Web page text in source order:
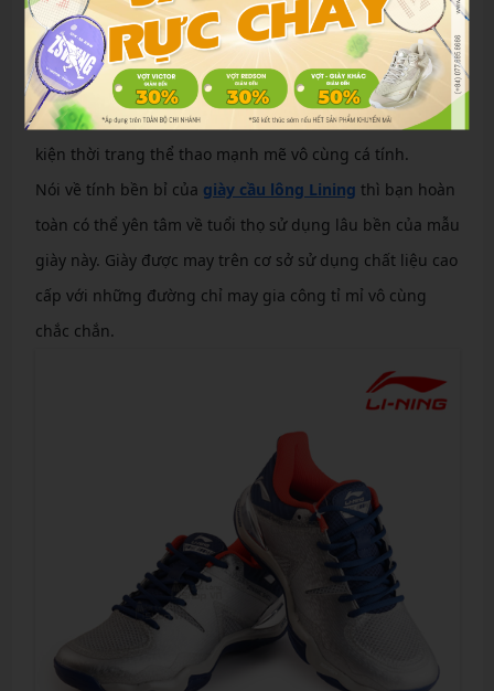
được thiết kế với nhiều kiểu dáng thời trang năng động
thích hợp cho cả nam và nữ.
Chính vì thế mà giày li-ning không chỉ được ứng dụng
phục vụ trong quá trình chơi thể thao mà còn là phụ
kiện thời trang thể thao mạnh mẽ vô cùng cá tính.
Nói về tính bền bỉ của giày cầu lông Lining thì bạn hoàn
toàn có thể yên tâm về tuổi thọ sử dụng lâu bền của mẫu
giày này. Giày được may trên cơ sở sử dụng chất liệu cao
cấp với những đường chỉ may gia công tỉ mỉ vô cùng
chắc chắn.